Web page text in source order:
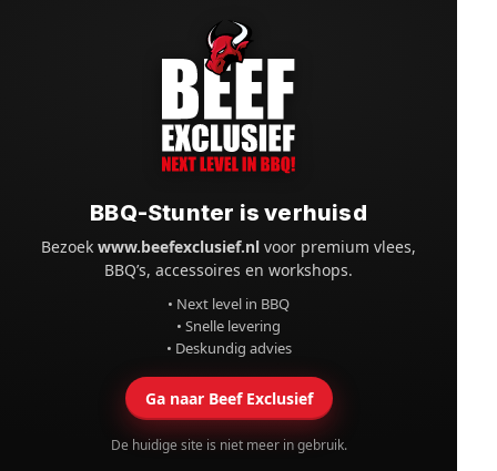
BBQ-Stunter is verhuisd
Bezoekwww.beefexclusief.nl voor premium vlees,
BBQ’s, accessoires en workshops.
• Next level in BBQ
• Snelle levering
• Deskundig advies
Ga naar Beef Exclusief
De huidige site is niet meer in gebruik.